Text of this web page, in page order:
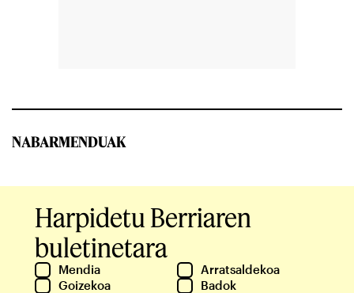
NABARMENDUAK
Harpidetu Berriaren
buletinetara
Mendia
Arratsaldekoa
Goizekoa
Badok